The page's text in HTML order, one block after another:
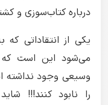
درباره کتاب‌سوزی و
یکی از انتقاداتی
می‌شود این است که
وسیعی وجود نداشته
را نابود کنند!!!